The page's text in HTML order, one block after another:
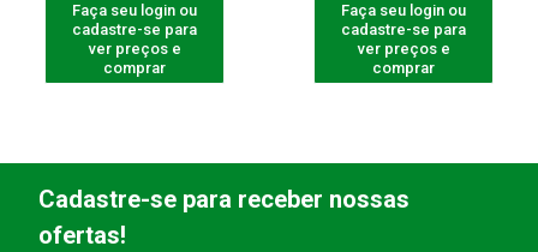
Faça seu login ou
cadastre-se para
ver preços e
comprar
Faça seu login ou
cadastre-se para
ver preços e
comprar
Cadastre-se para receber nossas
ofertas!